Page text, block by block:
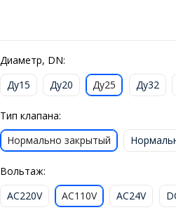
Диаметр, DN:
Ду15
Ду20 Ду25 Ду32
Тип клапана:
Нормально закрытый
Вольтаж:
AC220V
AC110V AC24V